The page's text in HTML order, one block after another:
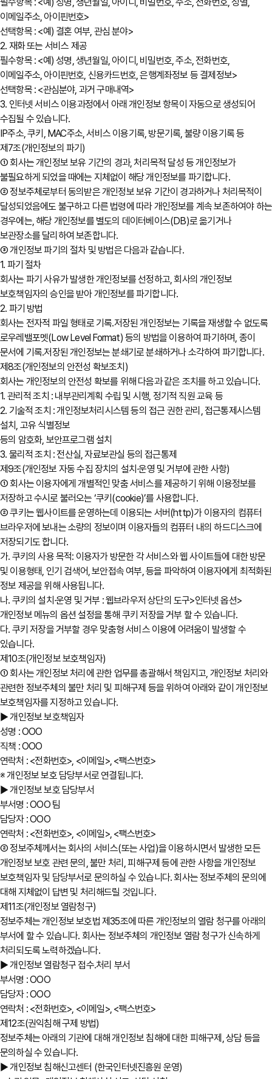
필수항목 : <예) 성명, 생년월일, 아이디, 비밀번호, 주소, 전화번호, 성별,
이메일주소, 아이핀번호>
선택항목 : <예) 결혼 여부, 관심 분야>
2. 재화 또는 서비스 제공
필수항목 : <예) 성명, 생년월일, 아이디, 비밀번호, 주소, 전화번호,
이메일주소, 아이핀번호, 신용카드번호, 은행계좌정보 등 결제정보>
선택항목 : <관심분야, 과거 구매내역>
3. 인터넷 서비스 이용과정에서 아래 개인정보 항목이 자동으로 생성되어
수집될 수 있습니다.
IP주소, 쿠키, MAC주소, 서비스 이용기록, 방문기록, 불량 이용기록 등
제7조(개인정보의 파기)
① 회사는 개인정보 보유 기간의 경과, 처리목적 달성 등 개인정보가
불필요하게 되었을 때에는 지체없이 해당 개인정보를 파기합니다.
② 정보주체로부터 동의받은 개인정보 보유 기간이 경과하거나 처리목적이
달성되었음에도 불구하고 다른 법령에 따라 개인정보를 계속 보존하여야 하는
경우에는, 해당 개인정보를 별도의 데이터베이스(DB)로 옮기거나
보관장소를 달리하여 보존합니다.
③ 개인정보 파기의 절차 및 방법은 다음과 같습니다.
1. 파기 절차
회사는 파기 사유가 발생한 개인정보를 선정하고, 회사의 개인정보
보호책임자의 승인을 받아 개인정보를 파기합니다.
2. 파기 방법
회사는 전자적 파일 형태로 기록․저장된 개인정보는 기록을 재생할 수 없도록
로우레밸포멧(Low Level Format) 등의 방법을 이용하여 파기하며, 종이
문서에 기록․저장된 개인정보는 분쇄기로 분쇄하거나 소각하여 파기합니다.
제8조(개인정보의 안전성 확보조치)
회사는 개인정보의 안전성 확보를 위해 다음과 같은 조치를 하고 있습니다.
1. 관리적 조치 : 내부관리계획 수립 및 시행, 정기적 직원 교육 등
2. 기술적 조치 : 개인정보처리시스템 등의 접근 권한 관리, 접근통제시스템
설치, 고유 식별정보
등의 암호화, 보안프로그램 설치
3. 물리적 조치 : 전산실, 자료보관실 등의 접근통제
제9조(개인정보 자동 수집 장치의 설치∙운영 및 거부에 관한 사항)
① 회사는 이용자에게 개별적인 맞춤 서비스를 제공하기 위해 이용정보를
저장하고 수시로 불러오는 ‘쿠키(cookie)’를 사용합니다.
② 쿠키는 웹사이트를 운영하는데 이용되는 서버(http)가 이용자의 컴퓨터
브라우저에 보내는 소량의 정보이며 이용자들의 컴퓨터 내의 하드디스크에
저장되기도 합니다.
가. 쿠키의 사용 목적: 이용자가 방문한 각 서비스와 웹 사이트들에 대한 방문
및 이용형태, 인기 검색어, 보안접속 여부, 등을 파악하여 이용자에게 최적화된
정보 제공을 위해 사용됩니다.
나. 쿠키의 설치∙운영 및 거부 : 웹브라우저 상단의 도구>인터넷 옵션>
개인정보 메뉴의 옵션 설정을 통해 쿠키 저장을 거부 할 수 있습니다.
다. 쿠키 저장을 거부할 경우 맞춤형 서비스 이용에 어려움이 발생할 수
있습니다.
제10조(개인정보 보호책임자)
① 회사는 개인정보 처리에 관한 업무를 총괄해서 책임지고, 개인정보 처리와
관련한 정보주체의 불만 처리 및 피해구제 등을 위하여 아래와 같이 개인정보
보호책임자를 지정하고 있습니다.
▶ 개인정보 보호책임자
성명 : OOO
직책 : OOO
연락처 : <전화번호>, <이메일>, <팩스번호>
※ 개인정보 보호 담당부서로 연결됩니다.
▶ 개인정보 보호 담당부서
부서명 : OOO 팀
담당자 : OOO
연락처 : <전화번호>, <이메일>, <팩스번호>
② 정보주체께서는 회사의 서비스(또는 사업)을 이용하시면서 발생한 모든
개인정보 보호 관련 문의, 불만 처리, 피해구제 등에 관한 사항을 개인정보
보호책임자 및 담당부서로 문의하실 수 있습니다. 회사는 정보주체의 문의에
대해 지체없이 답변 및 처리해드릴 것입니다.
제11조(개인정보 열람청구)
정보주체는 개인정보 보호법 제35조에 따른 개인정보의 열람 청구를 아래의
부서에 할 수 있습니다. 회사는 정보주체의 개인정보 열람 청구가 신속하게
처리되도록 노력하겠습니다.
▶ 개인정보 열람청구 접수․처리 부서
부서명 : OOO
담당자 : OOO
연락처 : <전화번호>, <이메일>, <팩스번호>
제12조(권익침해 구제 방법)
정보주체는 아래의 기관에 대해 개인정보 침해에 대한 피해구제, 상담 등을
문의하실 수 있습니다.
▶ 개인정보 침해신고센터 (한국인터넷진흥원 운영)